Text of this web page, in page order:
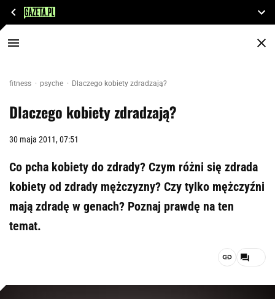
fitness psyche Dlaczego kobiety zdradzają?
Dlaczego kobiety zdradzają?
30 maja 2011, 07:51
Co pcha kobiety do zdrady? Czym różni się zdrada
kobiety od zdrady mężczyzny? Czy tylko mężczyźni
mają zdradę w genach? Poznaj prawdę na ten
temat.